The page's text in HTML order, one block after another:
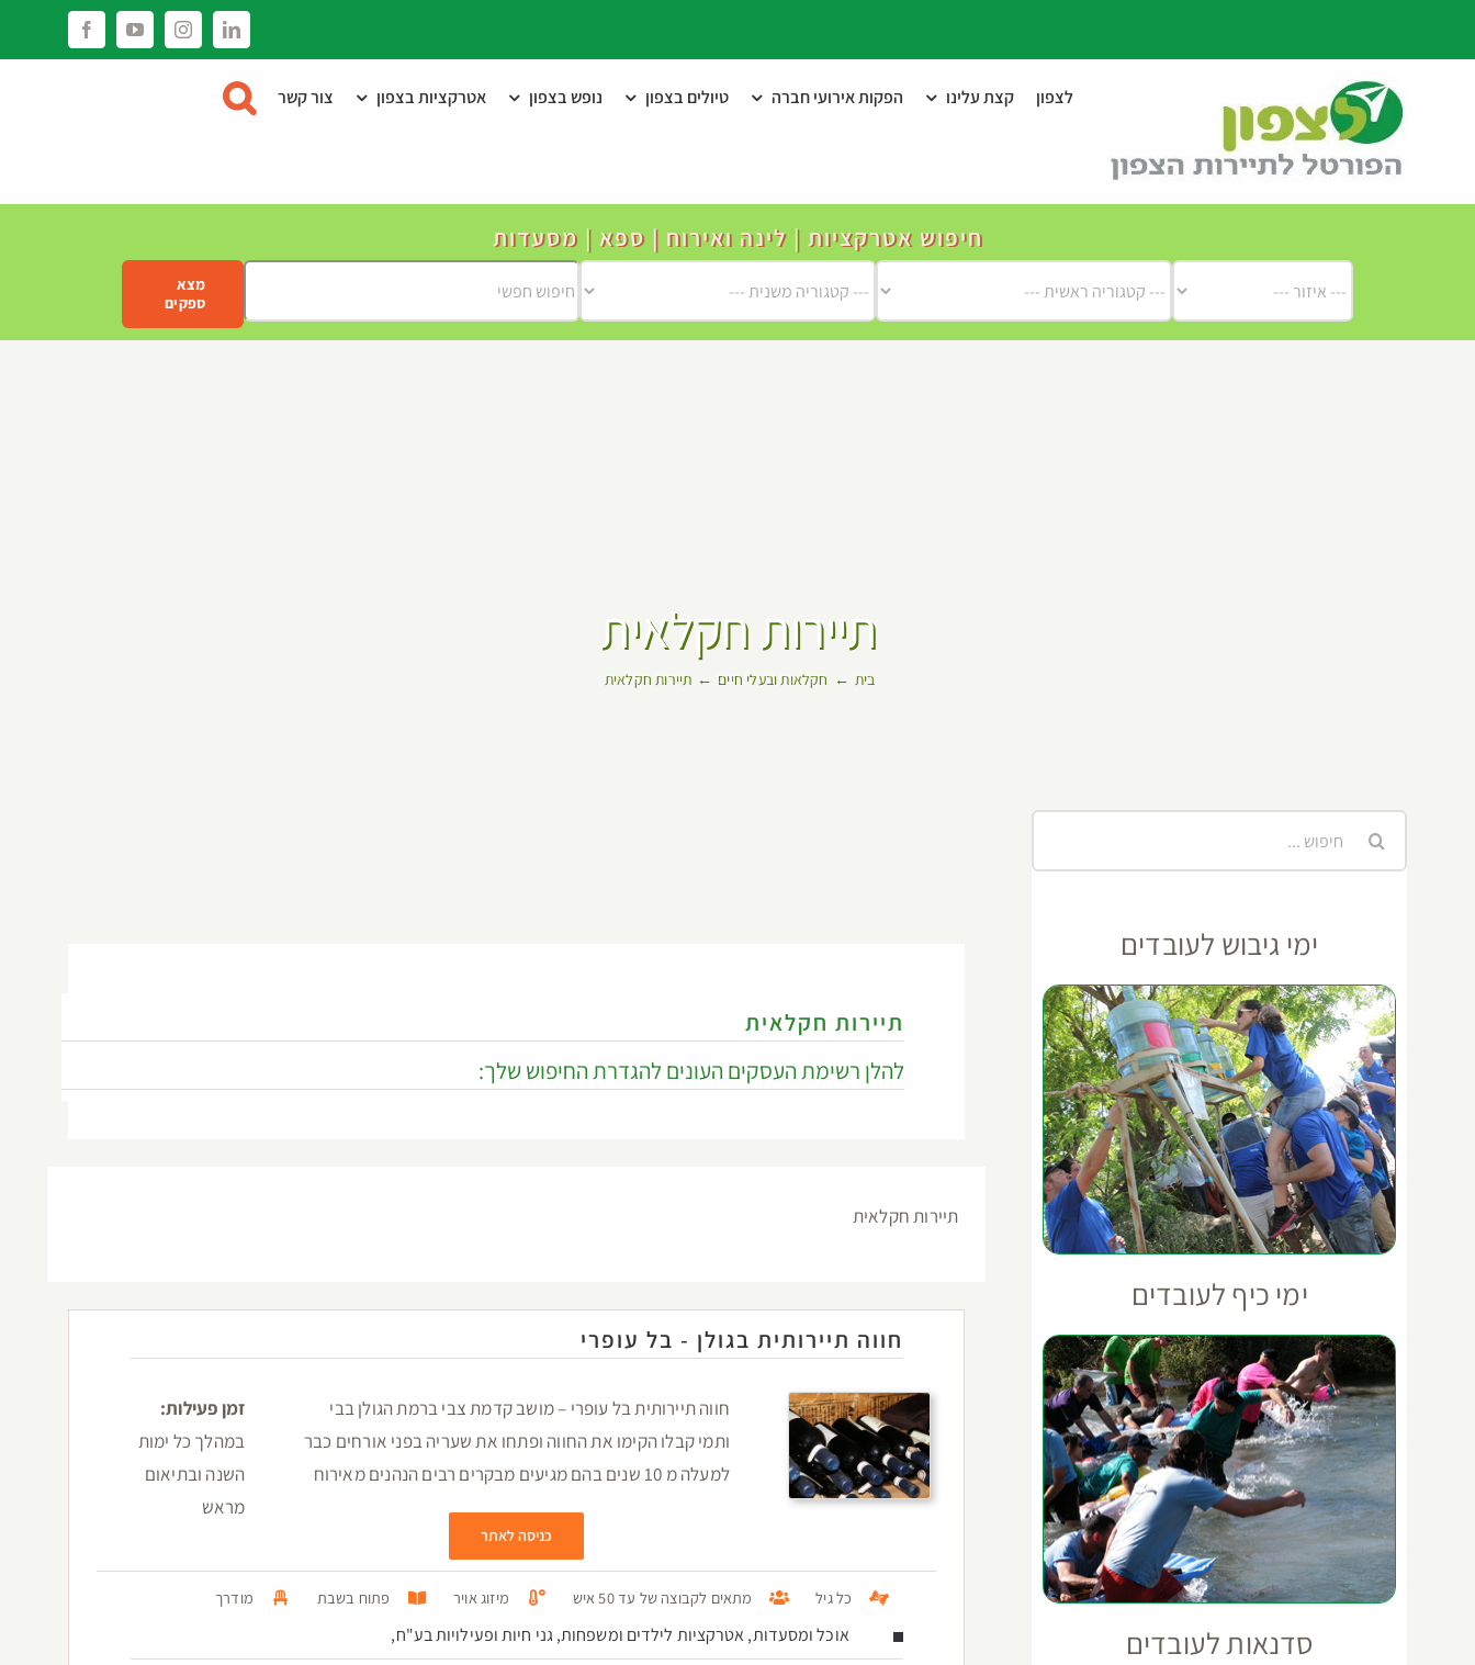
LinkedIn
Instagram
YouTube
Facebook
לצפון קצת עלינו הפקות אירועי חברה טיולים בצפון נופש בצפון אטרקציות בצפון צור קשר
חיפוש אטרקציות | לינה ואירוח | ספא | מסעדות
מצא
ספקים
תיירות חקלאית
בית חקלאות ובעלי חיים תיירות חקלאית
תיירות חקלאית
להלן רשימת העסקים העונים להגדרת החיפוש שלך:
תיירות חקלאית
חווה תיירותית בגולן - בל עופרי
חווה תיירותית בל עופרי – מושב קדמת צבי ברמת הגולן בבי
ותמי קבלו הקימו את החווה ופתחו את שעריה בפני אורחים כבר
למעלה מ 10 שנים בהם מגיעים מבקרים רבים הנהנים מאירוח
כניסה לאתר
זמן פעילות:
במהלך כל ימות
השנה ובתיאום
מראש
כל גיל מתאים לקבוצה של עד 50 איש מיזוג אויר פתוח בשבת מודרך
אוכל ומסעדות, אטרקציות לילדים ומשפחות, גני חיות ופעילויות בע"ח,
ימי גיבוש לעובדים
ימי כיף לעובדים
סדנאות לעובדים